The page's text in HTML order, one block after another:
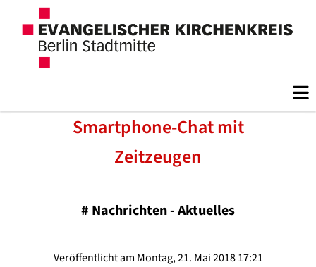
Smartphone-Chat mit
Zeitzeugen
# Nachrichten - Aktuelles
Veröffentlicht am Montag, 21. Mai 2018 17:21